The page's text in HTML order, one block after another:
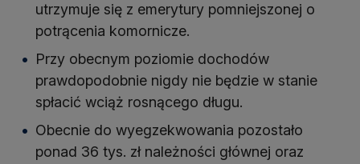
utrzymuje się z emerytury pomniejszonej o
potrącenia komornicze.
Przy obecnym poziomie dochodów
prawdopodobnie nigdy nie będzie w stanie
spłacić wciąż rosnącego długu.
Obecnie do wyegzekwowania pozostało
ponad 36 tys. zł należności głównej oraz